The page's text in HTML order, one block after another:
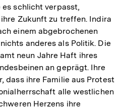
schlicht verpasst,
Zukunft zu treffen. Indira
einem abgebrochenen
anderes als Politik. Die
neun Jahre Haft ihres
an geprägt. Ihre
dass ihre Familie aus Protest
alle westlichen
Herzens ihre